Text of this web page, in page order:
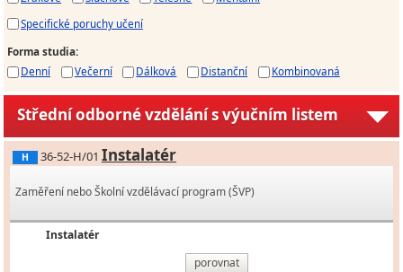
Specifické poruchy učení
Forma studia:
Denní
Večerní Dálková Distanční Kombinovaná
Střední odborné vzdělání s výučním listem
H 36-52-H/01 Instalatér
Zaměření nebo Školní vzdělávací program (ŠVP)
Instalatér
porovnat